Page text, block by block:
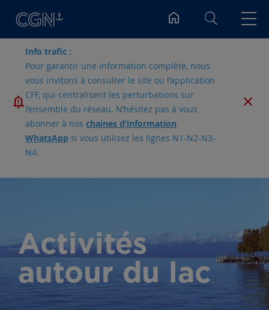
Info trafic :
Pour garantir une information complète, nous
vous invitons à consulter le site ou l’application
CFF, qui centralisent les perturbations sur
l’ensemble du réseau. N’hésitez pas à vous
abonner à nos chaines d’information
WhatsApp si vous utilisez les lignes N1-N2-N3-
N4.
Activités
autour du lac